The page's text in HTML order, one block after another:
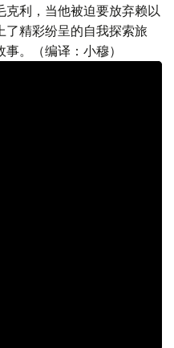
利，当他被迫要放弃赖以
了精彩纷呈的自我探索旅
。（编译：小穆）